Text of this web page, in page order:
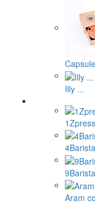
Illy ...
4Barista
9Barista
Aram